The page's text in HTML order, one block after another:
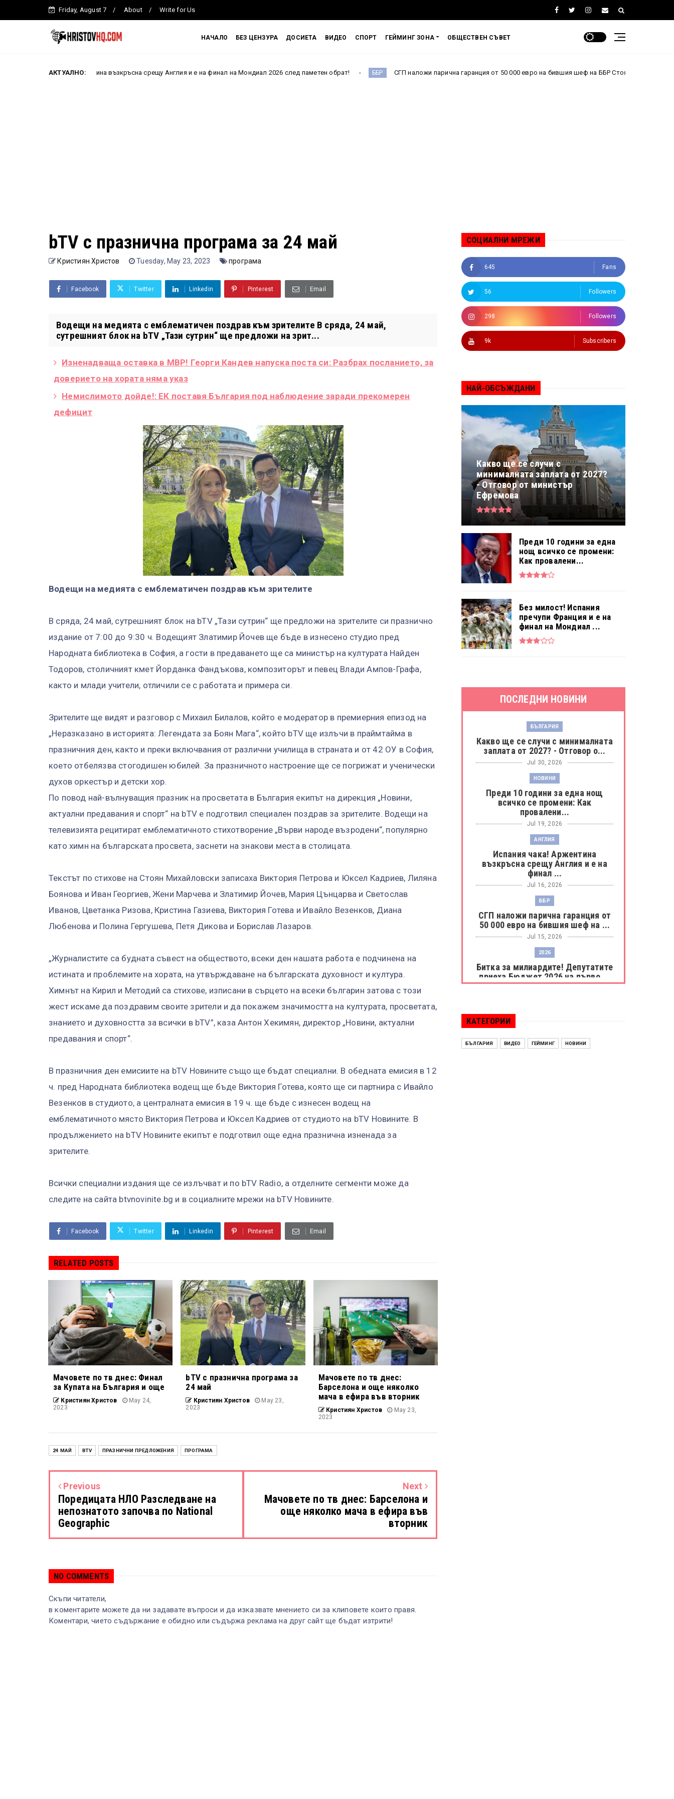
Friday, August 7 About Write for Us
НАЧАЛО БЕЗ ЦЕНЗУРА ДОСИЕТА ВИДЕО СПОРТ ГЕЙМИНГ ЗОНА ОБЩЕСТВЕН СЪВЕТ
АКТУАЛНО:
Аржентина възкръсна срещу Англия и е на финал на Мондиал 2026 след паметен обрат! ББР СГП наложи парична гаранция от 50 000 евро на бившия шеф на ББР Стоян Мавродиев
bTV с празнична програма за 24 май
Кристиян Христов Tuesday, May 23, 2023 програма
Facebook Twitter Linkedin Pinterest Email
Водещи на медията с емблематичен поздрав към зрителите В сряда, 24 май,
сутрешният блок на bTV „Тази сутрин“ ще предложи на зрит...
Изненадваща оставка в МВР! Георги Кандев напуска поста си: Разбрах посланието, за
доверието на хората няма указ
Немислимото дойде!: ЕК поставя България под наблюдение заради прекомерен
дефицит
Водещи на медията с емблематичен поздрав към зрителите
В сряда, 24 май, сутрешният блок на bTV „Тази сутрин“ ще предложи на зрителите си празнично
издание от 7:00 до 9:30 ч. Водещият Златимир Йочев ще бъде в изнесено студио пред
Народната библиотека в София, а гости в предаването ще са министър на културата Найден
Тодоров, столичният кмет Йорданка Фандъкова, композиторът и певец Влади Ампов-Графа,
както и млади учители, отличили се с работата и примера си.
Зрителите ще видят и разговор с Михаил Билалов, който е модератор в премиерния епизод на
„Неразказано в историята: Легендата за Боян Мага“, който bTV ще излъчи в праймтайма в
празничния ден, както и преки включвания от различни училища в страната и от 42 ОУ в София,
което отбелязва стогодишен юбилей. За празничното настроение ще се погрижат и ученически
духов оркестър и детски хор.
По повод най-вълнуващия празник на просветата в България екипът на дирекция „Новини,
актуални предавания и спорт“ на bTV е подготвил специален поздрав за зрителите. Водещи на
телевизията рецитират емблематичното стихотворение „Върви народе възродени“, популярно
като химн на българската просвета, заснети на знакови места в столицата.
Текстът по стихове на Стоян Михайловски записаха Виктория Петрова и Юксел Кадриев, Лиляна
Боянова и Иван Георгиев, Жени Марчева и Златимир Йочев, Мария Цънцарва и Светослав
Иванов, Цветанка Ризова, Кристина Газиева, Виктория Готева и Ивайло Везенков, Диана
Любенова и Полина Гергушева, Петя Дикова и Борислав Лазаров.
„Журналистите са будната съвест на обществото, всеки ден нашата работа е подчинена на
истината и проблемите на хората, на утвърждаване на българската духовност и култура.
Химнът на Кирил и Методий са стихове, изписани в сърцето на всеки българин затова с този
жест искаме да поздравим своите зрители и да покажем значимостта на културата, просветата,
знанието и духовността за всички в bTV”, каза Антон Хекимян, директор „Новини, актуални
предавания и спорт“.
В празничния ден емисиите на bTV Новините също ще бъдат специални. В обедната емисия в 12
ч. пред Народната библиотека водещ ще бъде Виктория Готева, която ще си партнира с Ивайло
Везенков в студиото, а централната емисия в 19 ч. ще бъде с изнесен водещ на
емблематичното място Виктория Петрова и Юксел Кадриев от студиото на bTV Новините. В
продължението на bTV Новините екипът е подготвил още една празнична изненада за
зрителите.
Всички специални издания ще се излъчват и по bTV Radio, а отделните сегменти може да
следите на сайта btvnovinite.bg и в социалните мрежи на bTV Новините.
Facebook Twitter Linkedin Pinterest Email
RELATED POSTS
Мачовете по тв днес: Финал
за Купата на България и още
Кристиян Христов
May 24,
2023
bTV с празнична програма за
24 май
Кристиян Христов
May 23,
2023
Мачовете по тв днес:
Барселона и още няколко
мача в ефира във вторник
Кристиян Христов
May 23,
2023
24 МАЙ BTV ПРАЗНИЧНИ ПРЕДЛОЖЕНИЯ ПРОГРАМА
Previous
Поредицата НЛО Разследване на
непознатото започва по National
Geographic
Next
Мачовете по тв днес: Барселона и
още няколко мача в ефира във
вторник
NO COMMENTS
Скъпи читатели,
в коментарите можете да ни задавате въпроси и да изказвате мнението си за клиповете които правя.
Коментари, чието съдържание е обидно или съдържа реклама на друг сайт ще бъдат изтрити!
СОЦИАЛНИ МРЕЖИ
645 Fans
56 Followers
298 Followers
9k Subscribers
НАЙ-ОБСЪЖДАНИ
Какво ще се случи с
минималната заплата от 2027?
- Отговор от министър
Ефремова
Преди 10 години за една
нощ всичко се промени:
Как провалени...
Без милост! Испания
пречупи Франция и е на
финал на Мондиал ...
ПОСЛЕДНИ НОВИНИ
БЪЛГАРИЯ
Какво ще се случи с минималната
заплата от 2027? - Отговор о...
Jul 30, 2026
НОВИНИ
Преди 10 години за една нощ
всичко се промени: Как
провалени...
Jul 19, 2026
АНГЛИЯ
Испания чака! Аржентина
възкръсна срещу Англия и е на
финал ...
Jul 16, 2026
ББР
СГП наложи парична гаранция от
50 000 евро на бившия шеф на ...
Jul 15, 2026
2026
Битка за милиардите! Депутатите
приеха Бюджет 2026 на първо ...
Левски разби Борац с 4:0 и
продължава в Шампионската
лига
Jul 15, 2026
КАТЕГОРИИ
БЪЛГАРИЯ ВИДЕО ГЕЙМИНГ НОВИНИ